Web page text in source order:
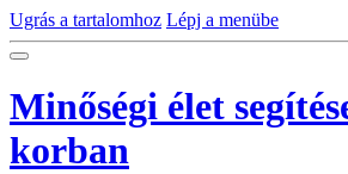
Ugrás a tartalomhoz Lépj a menübe
Minőségi élet
korban